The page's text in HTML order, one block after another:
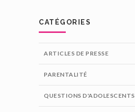
CATÉGORIES
ARTICLES DE PRESSE
PARENTALITÉ
QUESTIONS D'ADOLESCENTS